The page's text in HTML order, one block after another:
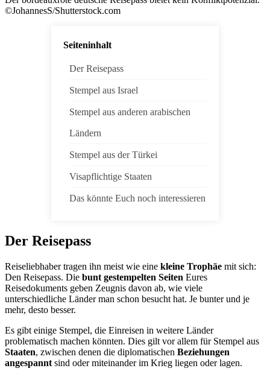
©JohannesS/Shutterstock.com
Seiteninhalt
Der Reisepass
Stempel aus Israel
Stempel aus anderen arabischen
Ländern
Stempel aus der Türkei
Visapflichtige Staaten
Das könnte Euch noch interessieren
Der Reisepass
Reiseliebhaber tragen ihn meist wie eine kleine Trophäe mit sich:
Den Reisepass. Die bunt gestempelten Seiten Eures
Reisedokuments geben Zeugnis davon ab, wie viele
unterschiedliche Länder man schon besucht hat. Je bunter und je
mehr, desto besser.
Es gibt einige Stempel, die Einreisen in weitere Länder
problematisch machen könnten. Dies gilt vor allem für Stempel aus
Staaten, zwischen denen die diplomatischen Beziehungen
angespannt sind oder miteinander im Krieg liegen oder lagen.